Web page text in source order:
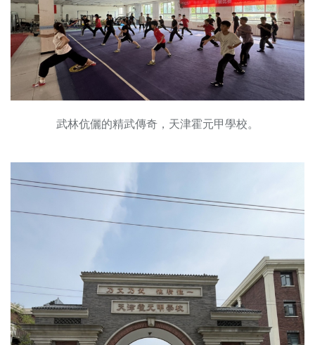
武林伉儷的精武傳奇，天津霍元甲學校。